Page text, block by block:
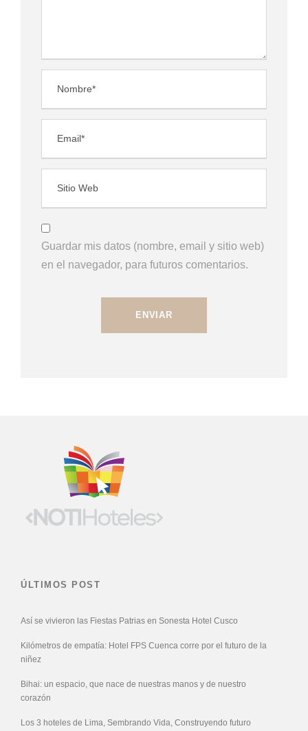
Guardar mis datos (nombre, email y sitio web)
en el navegador, para futuros comentarios.
ÚLTIMOS POST
Así se vivieron las Fiestas Patrias en Sonesta Hotel Cusco
Kilómetros de empatía: Hotel FPS Cuenca corre por el futuro de la
niñez
Bihai: un espacio, que nace de nuestras manos y de nuestro
corazón
Los 3 hoteles de Lima, Sembrando Vida, Construyendo futuro